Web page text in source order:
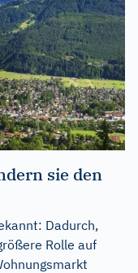
sie den
Dadurch,
Rolle auf